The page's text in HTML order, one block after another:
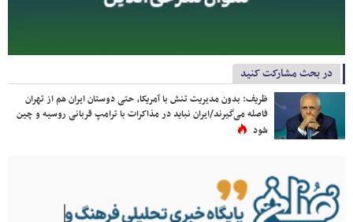
در بحث مشارکت کنید
ظریف: بدون مدیریت تنش با آمریکا، حتی دوستان ایران هم از تهران
فاصله می‌گیرند/ایران نباید در مذاکرات با ترامپ قربانی روسیه و چین
شود